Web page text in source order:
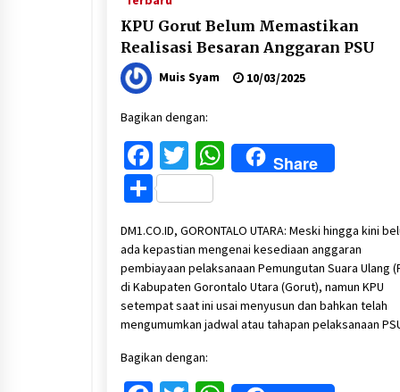
KPU Gorut Belum Memastikan
Realisasi Besaran Anggaran PSU
Muis Syam 10/03/2025
Bagikan dengan:
Facebook
Twitter
WhatsApp
Share
Share
DM1.CO.ID, GORONTALO UTARA: Meski hingga kini
ada kepastian mengenai kesediaan anggaran
pembiayaan pelaksanaan Pemungutan Suara Ulang
di Kabupaten Gorontalo Utara (Gorut), namun KPU
setempat saat ini usai menyusun dan bahkan telah
mengumumkan jadwal atau tahapan pelaksanaan
Bagikan dengan: